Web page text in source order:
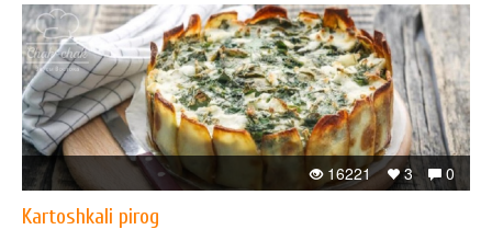
0
3
16221
Kartoshkali pirog